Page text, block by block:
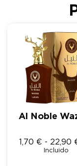
Al Noble
1,70 € - 22,90
Incluido